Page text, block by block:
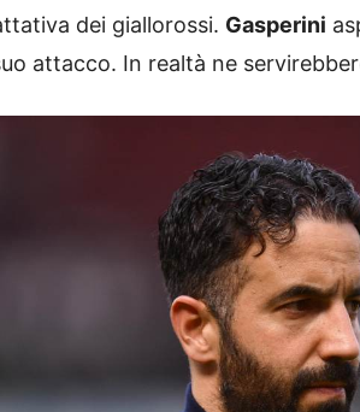
dei giallorossi. Gasperini
attacco. In realtà ne